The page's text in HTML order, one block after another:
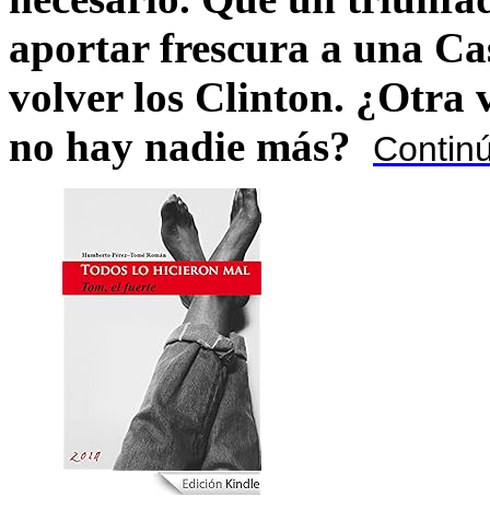
aportar frescura a una
volver los Clinton. ¿Otra
no hay nadie más?